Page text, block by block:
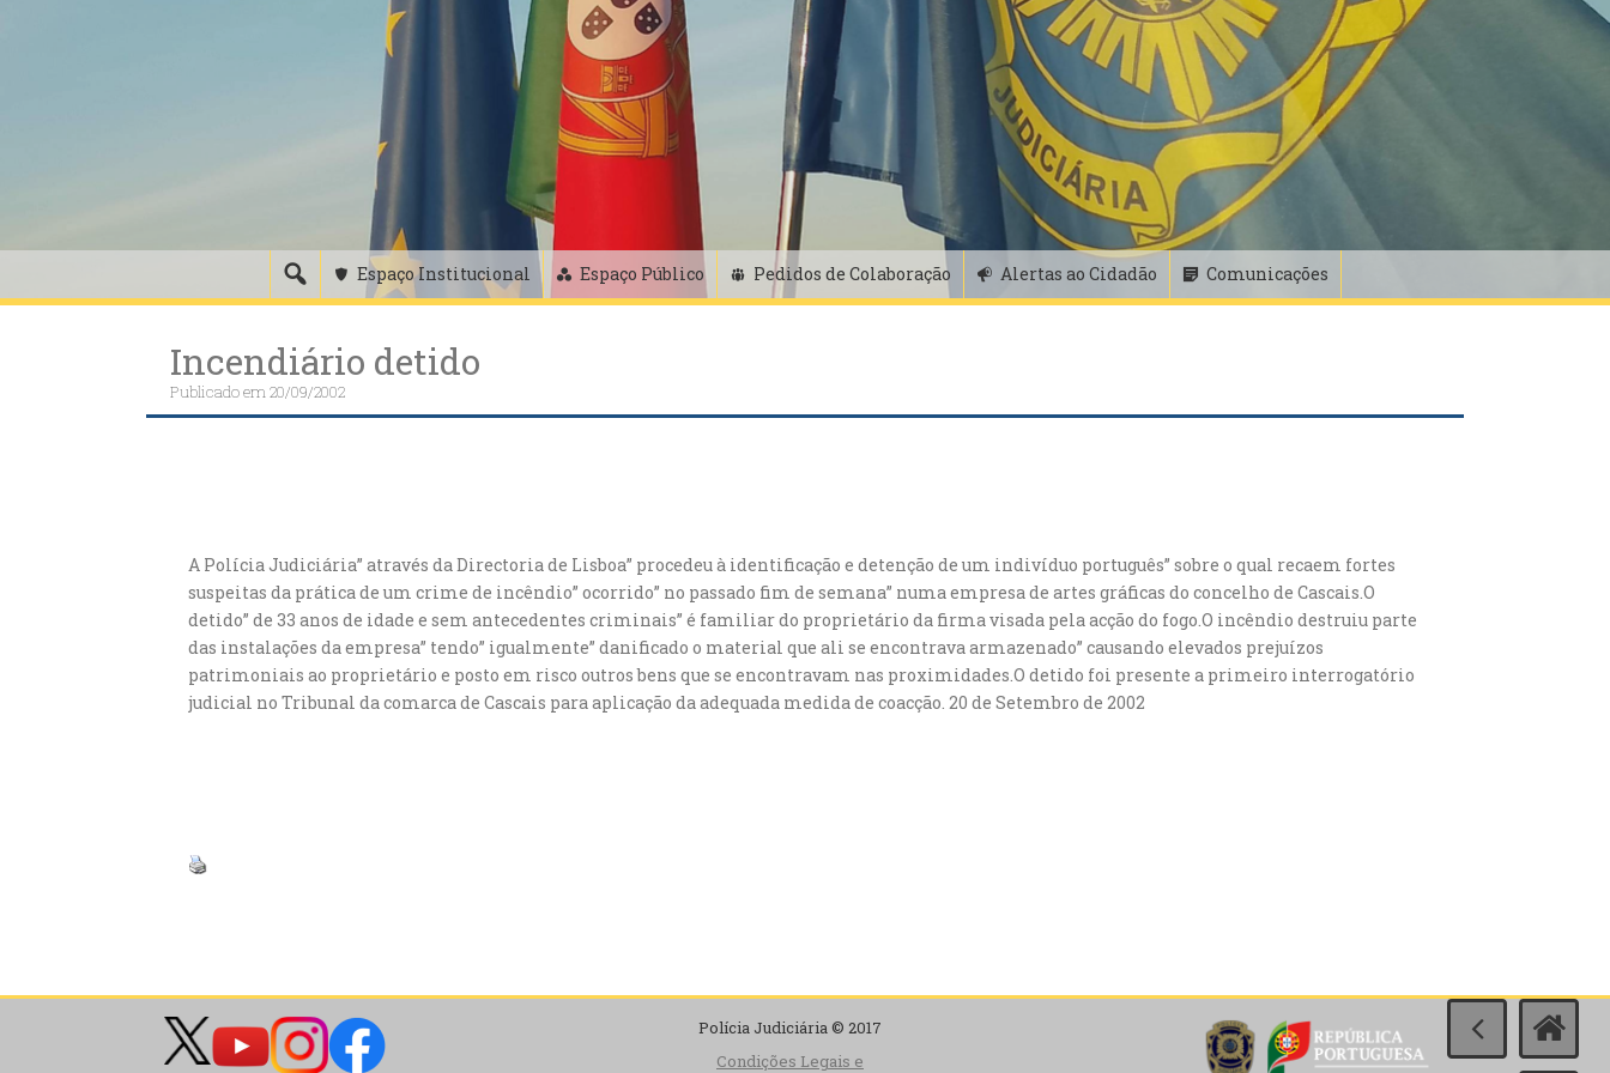
Espaço Institucional Espaço Público Pedidos de Colaboração Alertas ao Cidadão Comunicações
Incendiário detido
Publicado em20/09/2002
A Polícia Judiciária” através da Directoria de Lisboa” procedeu à identificação e detenção de um indivíduo português” sobre o qual recaem fortes
suspeitas da prática de um crime de incêndio” ocorrido” no passado fim de semana” numa empresa de artes gráficas do concelho de Cascais.O
detido” de 33 anos de idade e sem antecedentes criminais” é familiar do proprietário da firma visada pela acção do fogo.O incêndio destruiu parte
das instalações da empresa” tendo” igualmente” danificado o material que ali se encontrava armazenado” causando elevados prejuízos
patrimoniais ao proprietário e posto em risco outros bens que se encontravam nas proximidades.O detido foi presente a primeiro interrogatório
judicial no Tribunal da comarca de Cascais para aplicação da adequada medida de coacção. 20 de Setembro de 2002
Polícia Judiciária © 2017
Condições Legais e